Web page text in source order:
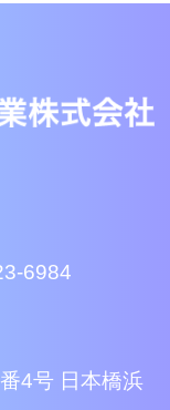
6984
4号 日本橋浜